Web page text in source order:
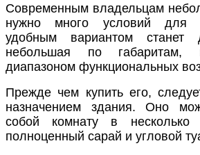
Современным владельцам
нужно много условийдля
удобным вариантом станет
небольшая по
диапазоном функциональных
Прежде чем купить его,
назначением здания. Оно
собой комнату в
полноценный сарай и угловой